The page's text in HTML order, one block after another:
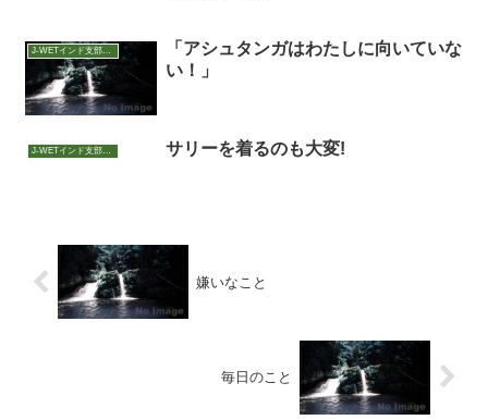
J-WETインド支部～ヨガのこころ～
「アシュタンガはわたしに向いていな
い！」
J-WETインド支部～ヨガのこころ～ サリーを着るのも大変!
嫌いなこと
毎日のこと